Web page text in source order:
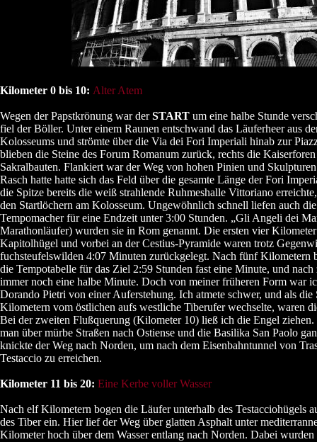
Kilometer 0 bis 10: Alter Atem
Wegen der Papstkrönung war derSTART um eine halbe Stunde
fiel der Böller. Unter einem Raunen entschwand das Läuferheer aus
Kolosseums und strömte über die Via dei Fori Imperiali hinab zur
blieben die Steine des Forum Romanum zurück, rechts die
Sakralbauten. Flankiert war der Weg von hohen Pinien und
Rasch hatte hatte sich das Feld über die gesamte Länge der Fori
die Spitze bereits die weiß strahlende Ruhmeshalle Vittoriano
den Startlöchern am Kolosseum. Ungewöhnlich schnell liefen auch
Tempomacher für eine Endzeit unter 3:00 Stunden. „Gli Angeli dei
Marathonläufer) wurden sie in Rom genannt. Die ersten vier
Kapitolhügel und vorbei an der Cestius-Pyramide waren trotz
fuchsteufelswilden 4:07 Minuten zurückgelegt. Nach fünf Kilometern
die Tempotabelle für das Ziel 2:59 Stunden fast eine Minute, und
immer noch eine halbe Minute. Doch von meiner früheren Form war
Dorando Pietri von einer Auferstehung. Ich atmete schwer, und als die
Kilometern vom östlichen aufs westliche Tiberufer wechselte, waren
Bei der zweiten Flußquerung (Kilometer 10) ließ ich die Engel
man über mürbe Straßen nach Ostiense und die Basilika San Paolo
knickte der Weg nach Norden, um nach dem Eisenbahntunnel von
Testaccio zu erreichen.
Kilometer 11 bis 20: Eine Kerbe voller Wasser
Nach elf Kilometern bogen die Läufer unterhalb des Testacciohügels
des Tiber ein. Hier lief der Weg über glatten Asphalt unter
Kilometer hoch über dem Wasser entlang nach Norden. Dabei